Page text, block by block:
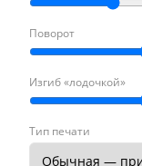
Поворот
Изгиб «лодочкой»
Тип печати